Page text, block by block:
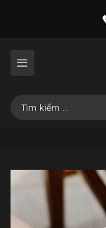
Tìm
kiếm: